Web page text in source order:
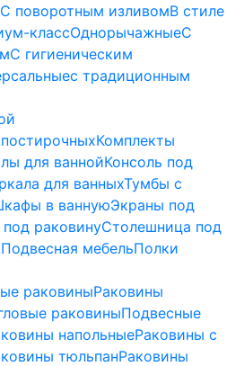
С поворотным изливомВ стиле
классОднорычажныеС
С гигиеническим
с традиционным
Комплекты
для ваннойКонсоль под
для ванныхТумбы с
в ваннуюЭкраны под
раковинуСтолешница под
Подвесная мебельПолки
раковиныРаковины
раковиныПодвесные
напольныеРаковины с
тюльпанРаковины